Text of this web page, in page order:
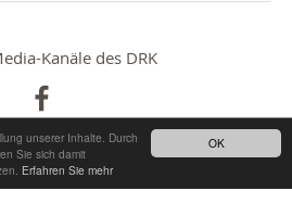
OK
unserer Inhalte. Durch
Sie sich damit
Erfahren Sie mehr
Kanäle des DRK